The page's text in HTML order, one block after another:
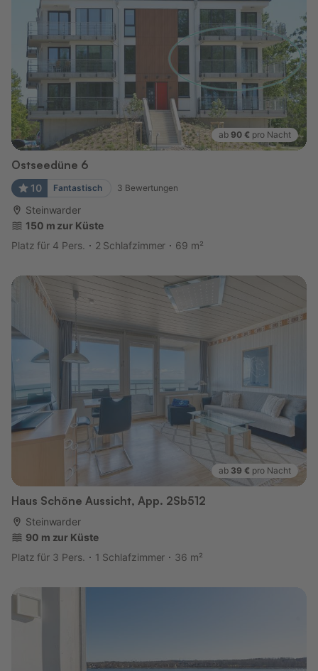
ab 90 € pro Nacht
Ostseedüne 6
10 Fantastisch 3 Bewertungen
Steinwarder
150 m zur Küste
Platz für 4 Pers.
2 Schlafzimmer 69 m²
ab 39 € pro Nacht
Haus Schöne Aussicht, App. 2Sb512
Steinwarder
90 m zur Küste
Platz für 3 Pers.
1 Schlafzimmer 36 m²